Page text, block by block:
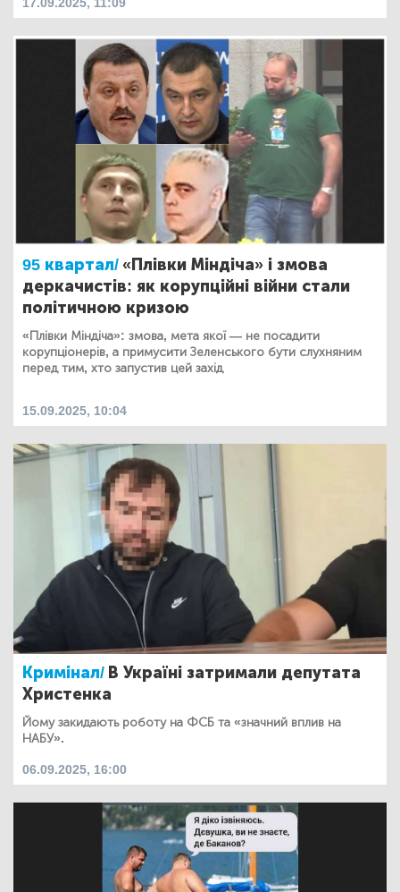
95 квартал/«Плівки Міндіча» і змова
деркачистів: як корупційні війни стали
політичною кризою
«Плівки Міндіча»: змова, мета якої — не посадити
корупціонерів, а примусити Зеленського бути слухняним
перед тим, хто запустив цей захід
15.09.2025, 10:04
Кримінал/ В Україні затримали депутата
Христенка
Йому закидають роботу на ФСБ та «значний вплив на
НАБУ».
06.09.2025, 16:00